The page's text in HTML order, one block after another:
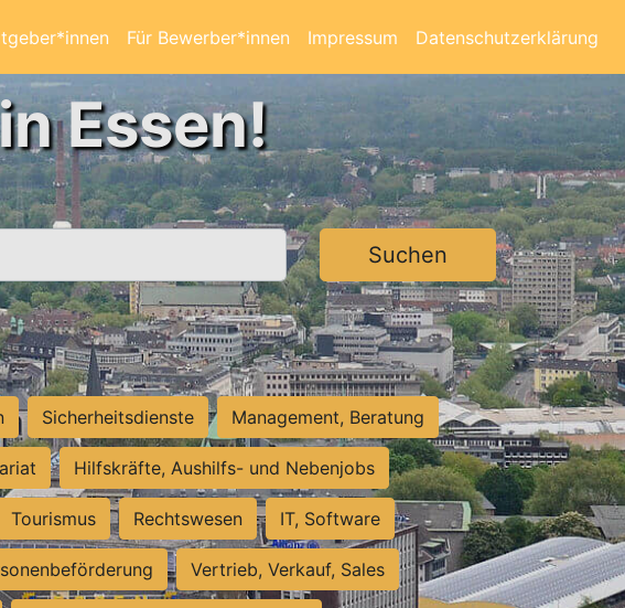
Für Bewerber*innen Impressum Datenschutzerklärung
Essen!
Suchen
Sicherheitsdienste Management, Beratung
Hilfskräfte, Aushilfs- und Nebenjobs
Tourismus Rechtswesen IT, Software
Vertrieb, Verkauf, Sales